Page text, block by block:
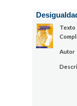
Texto
Autor